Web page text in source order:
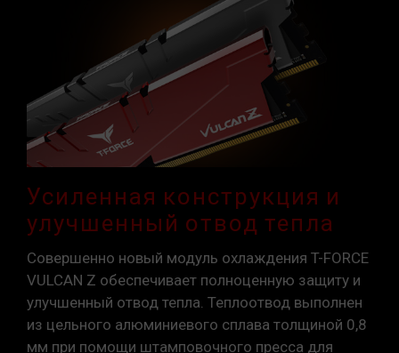
пользователем вручную. Некоторые
материнские платы могут не достигать
указанной частоты, поскольку окончательная
рабочая частота зависит от настроек
системы.
Разгон (например, включение настроек XMP
2.0) не является частью стандарта JEDEC и
может повлиять на стабильность системы.
Если разгон приведет к нестабильности
системы, вернитесь к настройкам BIOS по
умолчанию.
Указанная частота модуля памяти является
максимально достижимой частотой. Однако
не все системы могут ее достичь.
Убедитесь, что ваши материнская плата и
процессор поддерживают соответствующие
Усиленная конструкция и
улучшенный отвод тепла
Совершенно новый модуль охлаждения T-FORCE
VULCAN Z обеспечивает полноценную защиту и
улучшенный отвод тепла. Теплоотвод выполнен
из цельного алюминиевого сплава толщиной 0,8
мм при помощи штамповочного пресса для